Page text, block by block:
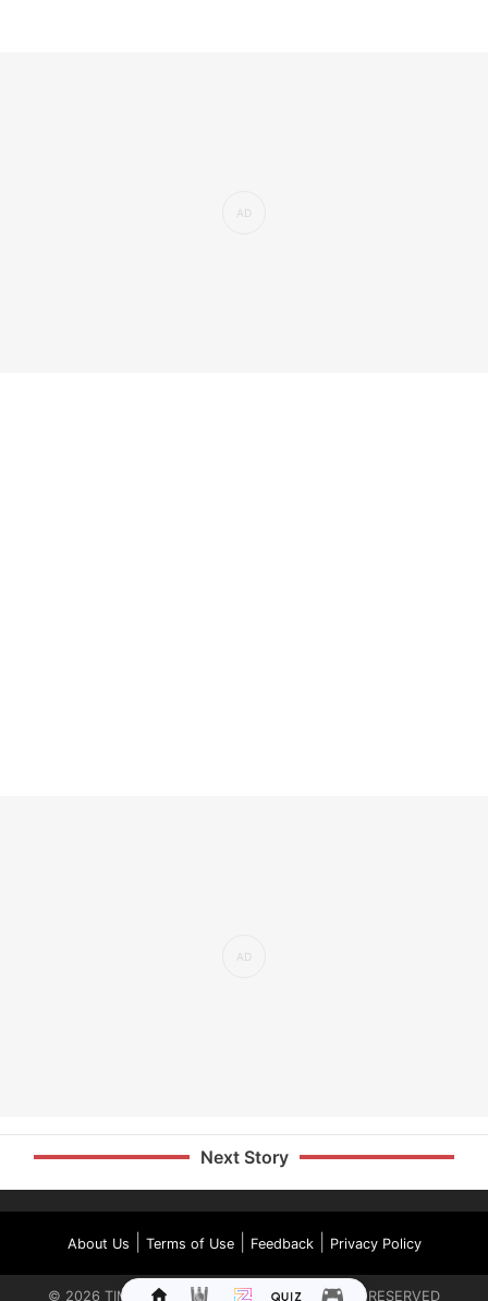
Next Story
About Us Terms of Use| Feedback| Privacy Policy
© 2026 TIMES INTERNET LIMITED. ALL RIGHTS RESERVED